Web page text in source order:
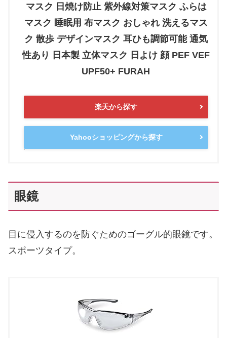
マスク 日焼け防止 紫外線対策マスク ふらは
マスク 睡眠用 布マスク おしゃれ 洗えるマス
ク 散歩 デザインマスク 耳ひも調節可能 通気
性あり 日本製 立体マスク 日よけ 顔 PEF VEF
UPF50+ FURAH
楽天から探す
Yahooショッピングから探す
眼鏡
目に侵入するのを防ぐためのゴーグル的眼鏡です。
スポーツタイプ。